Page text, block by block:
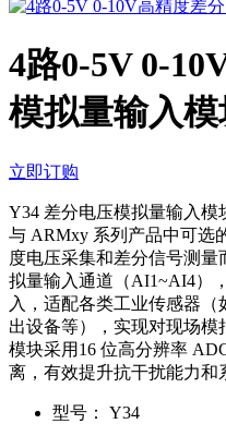
4路0-5V 0-
模拟量输入
立即订购
Y34 差分电压模拟量输入模
与 ARMxy 系列产品中可选
度电压采集和差分信号测量
拟量输入通道（AI1~AI4）
入，适配各类工业传感器
出设备等），实现对现场
模块采用16 位高分辨率
离，有效提升抗干扰能力和
型号：
Y34